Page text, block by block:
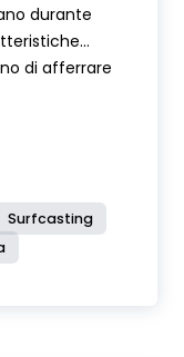
durante
di afferrare
hanno
di
dal
del pesce.
Surfcasting